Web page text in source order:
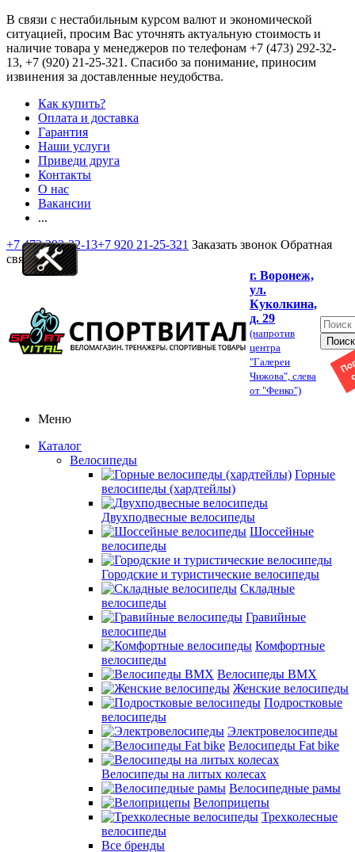
В связи с нестабильным курсом валют и экономической
ситуацией, просим Вас уточнять актуальную стоимость и
наличие товара у менеджеров по телефонам +7 (473) 292-32-
13, +7 (920) 21-25-321 . Спасибо за понимание, приносим
извинения за доставленные неудобства.
Как купить?
Оплата и доставка
Гарантия
Наши услуги
Приведи друга
Контакты
О нас
Вакансии
...
+7 473 292-32-13+7 920 21-25-321 Заказать звонок Обратная
связь
г. Воронеж,
ул.
Куколкина,
д. 29
(напротив
центра
"Галереи
Чижова", слева
от "Фенко")
Меню
Каталог
Велосипеды
Горные
велосипеды (хардтейлы)
Двухподвесные велосипеды
Шоссейные
велосипеды
Городские и туристические велосипеды
Складные
велосипеды
Гравийные
велосипеды
Комфортные
велосипеды
Велосипеды BMX
Женские велосипеды
Подростковые
велосипеды
Электровелосипеды
Велосипеды Fat bike
Велосипеды на литых колесах
Велосипедные рамы
Велоприцепы
Трехколесные
велосипеды
Все бренды